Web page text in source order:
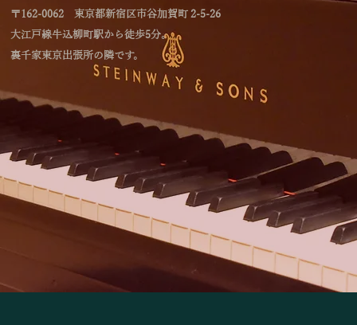
〒162-0062 東京都新宿区市谷加賀町 2-5-26
大江戸線牛込柳町駅から徒歩5分。
裏千家東京出張所の隣です。